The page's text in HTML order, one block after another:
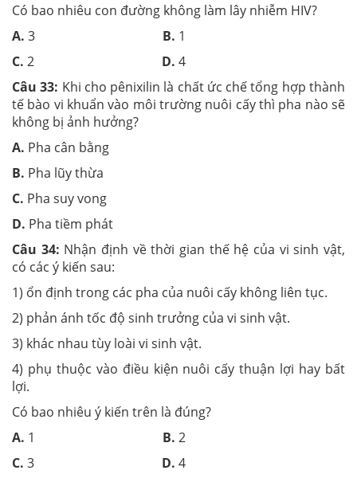
Có bao nhiêu con đường không làm lây nhiễm HIV?
A. 3 B. 1
C. 2 D. 4
Câu 33: Khi cho pênixilin là chất ức chế tổng hợp thành
tế bào vi khuẩn vào môi trường nuôi cấy thì pha nào sẽ
không bị ảnh hưởng?
A. Pha cân bằng
B. Pha lũy thừa
C. Pha suy vong
D. Pha tiềm phát
Câu 34: Nhận định về thời gian thế hệ của vi sinh vật,
có các ý kiến sau:
1) ổn định trong các pha của nuôi cấy không liên tục.
2) phản ánh tốc độ sinh trưởng của vi sinh vật.
3) khác nhau tùy loài vi sinh vật.
4) phụ thuộc vào điều kiện nuôi cấy thuận lợi hay bất
lợi.
Có bao nhiêu ý kiến trên là đúng?
A. 1 B. 2
C. 3 D. 4